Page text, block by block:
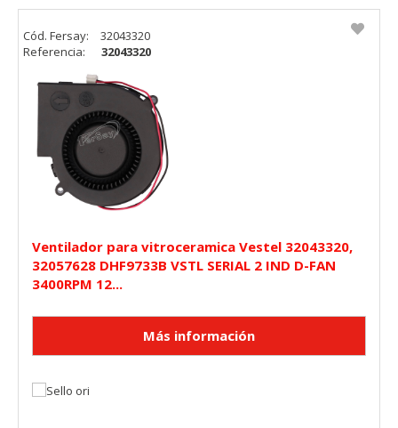
Ventilador para vitroceramica Vestel 32043320,
32057628 DHF9733B VSTL SERIAL 2 IND D-FAN
3400RPM 12...
Cód. Fersay:
32043320
Referencia:
32043320